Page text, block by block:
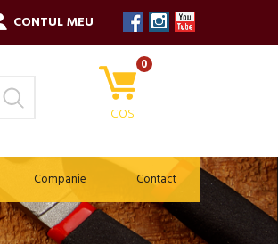
CONTUL MEU
0
COS
Companie Contact